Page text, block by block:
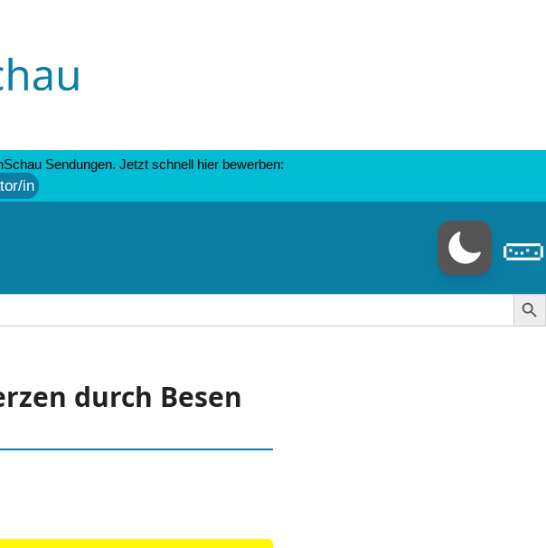
Sendungen. Jetzt schnell hier bewerben:
in
🥒
Search
durch Besen